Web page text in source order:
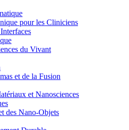
pour les Cliniciens
du Vivant
et de la Fusion
et Nanosciences
des Nano-Objets